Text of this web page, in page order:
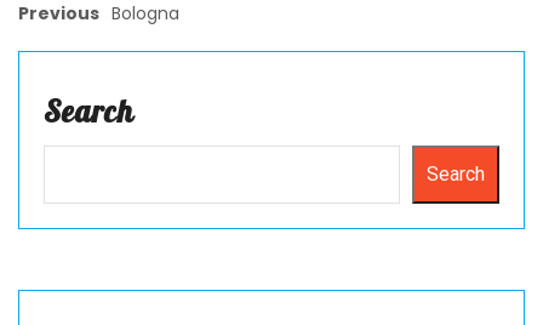
Previous Bologna
Search
Search